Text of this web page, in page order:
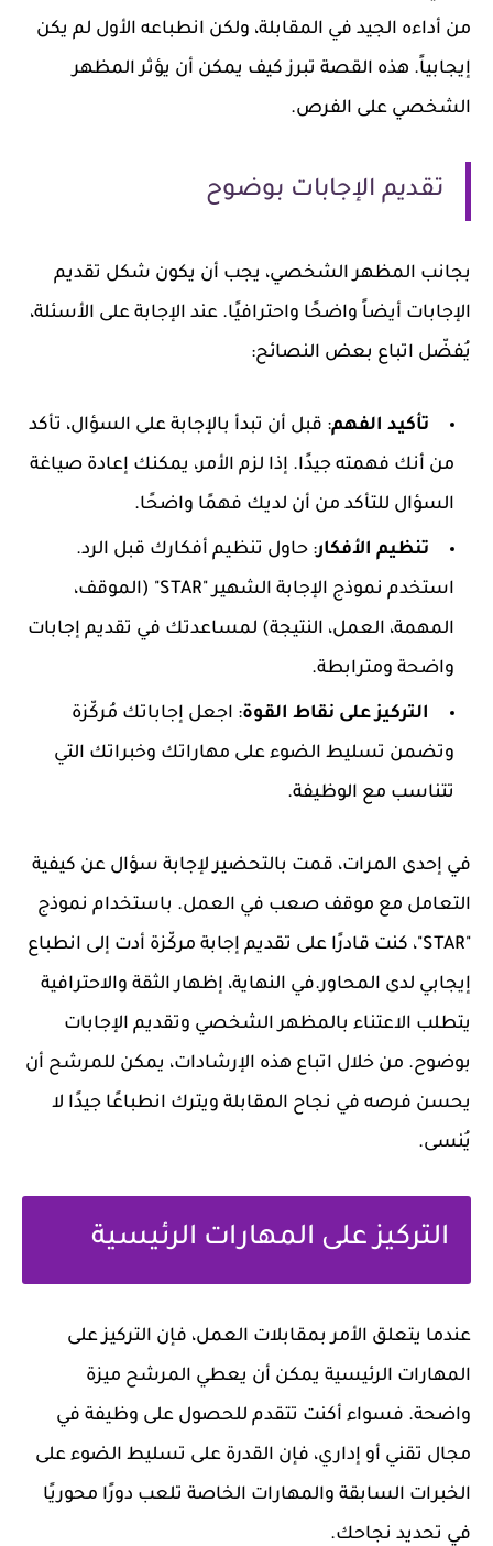
من أداءه الجيد في المقابلة، ولكن انطباعه الأول لم يكن
إيجابياً. هذه القصة تبرز كيف يمكن أن يؤثر المظهر
الشخصي على الفرص.
تقديم الإجابات بوضوح
بجانب المظهر الشخصي، يجب أن يكون شكل تقديم
الإجابات أيضاً واضحًا واحترافيًا. عند الإجابة على الأسئلة،
يُفضّل اتباع بعض النصائح:
تأكيد الفهم: قبل أن تبدأ بالإجابة على السؤال، تأكد
من أنك فهمته جيدًا. إذا لزم الأمر، يمكنك إعادة صياغة
السؤال للتأكد من أن لديك فهمًا واضحًا.
تنظيم الأفكار: حاول تنظيم أفكارك قبل الرد.
استخدم نموذج الإجابة الشهير "STAR" (الموقف،
المهمة، العمل، النتيجة) لمساعدتك في تقديم إجابات
واضحة ومترابطة.
التركيز على نقاط القوة: اجعل إجاباتك مُركّزة
وتضمن تسليط الضوء على مهاراتك وخبراتك التي
تتناسب مع الوظيفة.
في إحدى المرات، قمت بالتحضير لإجابة سؤال عن كيفية
التعامل مع موقف صعب في العمل. باستخدام نموذج
"STAR"، كنت قادرًا على تقديم إجابة مركّزة أدت إلى انطباع
إيجابي لدى المحاور.في النهاية، إظهار الثقة والاحترافية
يتطلب الاعتناء بالمظهر الشخصي وتقديم الإجابات
بوضوح. من خلال اتباع هذه الإرشادات، يمكن للمرشح أن
يحسن فرصه في نجاح المقابلة ويترك انطباعًا جيدًا لا
يُنسى.
التركيز على المهارات الرئيسية
عندما يتعلق الأمر بمقابلات العمل، فإن التركيز على
المهارات الرئيسية يمكن أن يعطي المرشح ميزة
واضحة. فسواء أكنت تتقدم للحصول على وظيفة في
مجال تقني أو إداري، فإن القدرة على تسليط الضوء على
الخبرات السابقة والمهارات الخاصة تلعب دورًا محوريًا
في تحديد نجاحك.